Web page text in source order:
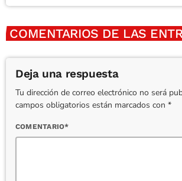
COMENTARIOS DE LAS
Deja una respuesta
Tu dirección de correo electrónico no será
campos obligatorios están marcados con *
COMENTARIO*